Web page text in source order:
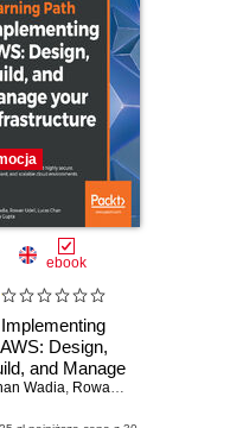
Chan
ebook
Implementing
AWS: Design,
and Manage
Infrastructure.
Wadia, Rowan Udell